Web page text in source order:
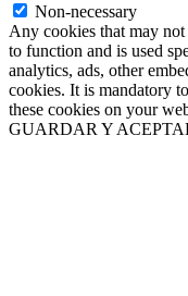
Non-necessary
Any cookies that may
to function and is used
analytics, ads, other
cookies. It is mandatory
these cookies on your
GUARDAR Y